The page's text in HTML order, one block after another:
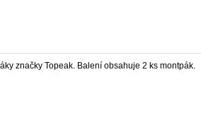
značky Topeak. Balení obsahuje 2 ks montpák.